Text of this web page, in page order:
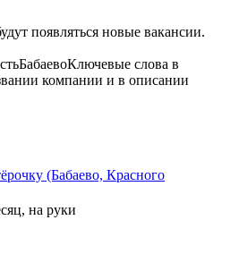
появляться новые вакансии.
БабаевоКлючевые слова в
компании и в описании
(Бабаево, Красного
на руки